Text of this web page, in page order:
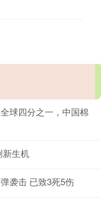
球四分之一，中国棉
新生机
袭击 已致3死5伤